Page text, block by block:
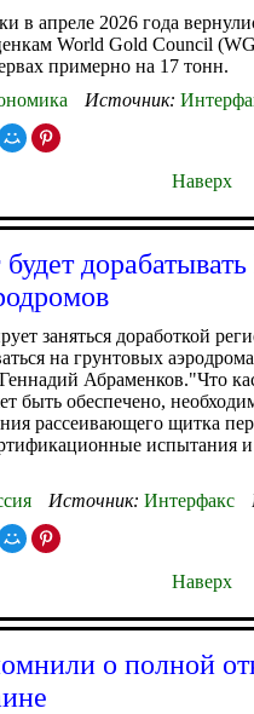
в апреле 2026 года
World Gold Council
примерно на 17 тонн.
Источник:
Наверх
заняться доработкой
на грунтовых
Абраменков."Что
быть обеспечено,
рассеивающего щитка
испытания
Источник: Интерфакс
Наверх
о полной